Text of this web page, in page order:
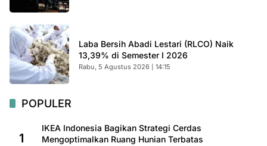
Laba Bersih Abadi Lestari (RLCO) Naik
13,39% di Semester I 2026
Rabu, 5 Agustus 2026 | 14:15
POPULER
1
IKEA Indonesia Bagikan Strategi Cerdas
Mengoptimalkan Ruang Hunian Terbatas